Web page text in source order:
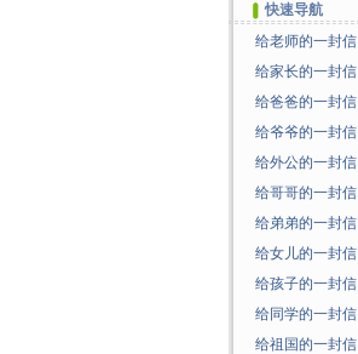
快速导航
给老师的一封信
给家长的一封信
给爸爸的一封信
给爷爷的一封信
给外公的一封信
给哥哥的一封信
给弟弟的一封信
给女儿的一封信
给孩子的一封信
给同学的一封信
给祖国的一封信